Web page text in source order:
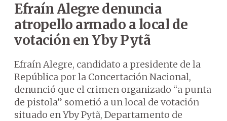
Efraín Alegre denuncia
atropello armado a local de
votación en Yby Pytã
Efraín Alegre, candidato a presidente de la
República por la Concertación Nacional,
denunció que el crimen organizado “a punta
de pistola” sometió a un local de votación
situado en Yby Pytã, Departamento de